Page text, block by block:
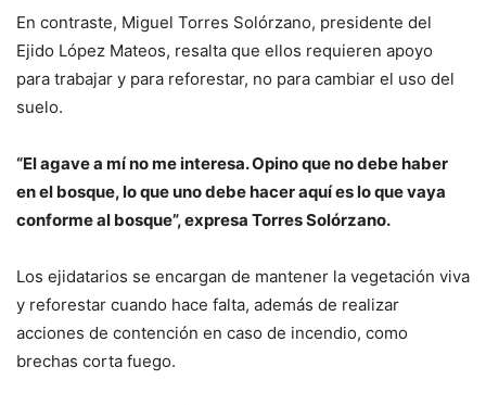
En contraste, Miguel Torres Solórzano, presidente del
Ejido López Mateos, resalta que ellos requieren apoyo
para trabajar y para reforestar, no para cambiar el uso del
suelo.
“El agave a mí no me interesa. Opino que no debe haber
en el bosque, lo que uno debe hacer aquí es lo que vaya
conforme al bosque”, expresa Torres Solórzano.
Los ejidatarios se encargan de mantener la vegetación viva
y reforestar cuando hace falta, además de realizar
acciones de contención en caso de incendio, como
brechas corta fuego.